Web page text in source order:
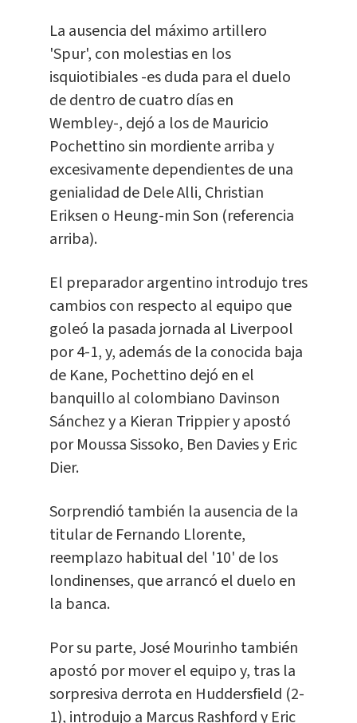
La ausencia del máximo artillero
'Spur', con molestias en los
isquiotibiales -es duda para el duelo
de dentro de cuatro días en
Wembley-, dejó a los de Mauricio
Pochettino sin mordiente arriba y
excesivamente dependientes de una
genialidad de Dele Alli, Christian
Eriksen o Heung-min Son (referencia
arriba).
El preparador argentino introdujo tres
cambios con respecto al equipo que
goleó la pasada jornada al Liverpool
por 4-1, y, además de la conocida baja
de Kane, Pochettino dejó en el
banquillo al colombiano Davinson
Sánchez y a Kieran Trippier y apostó
por Moussa Sissoko, Ben Davies y Eric
Dier.
Sorprendió también la ausencia de la
titular de Fernando Llorente,
reemplazo habitual del '10' de los
londinenses, que arrancó el duelo en
la banca.
Por su parte, José Mourinho también
apostó por mover el equipo y, tras la
sorpresiva derrota en Huddersfield (2-
1), introdujo a Marcus Rashford y Eric